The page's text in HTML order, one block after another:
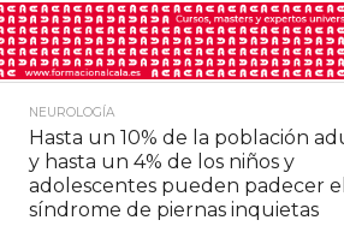
NEUROLOGÍA
Hasta un 10% de la población
y hasta un 4% de los niños y
adolescentes pueden padecer el
síndrome de piernas inquietas